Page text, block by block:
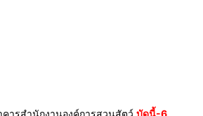
ารสำนักงานองค์การสวนสัตว์ บัดนี้-6